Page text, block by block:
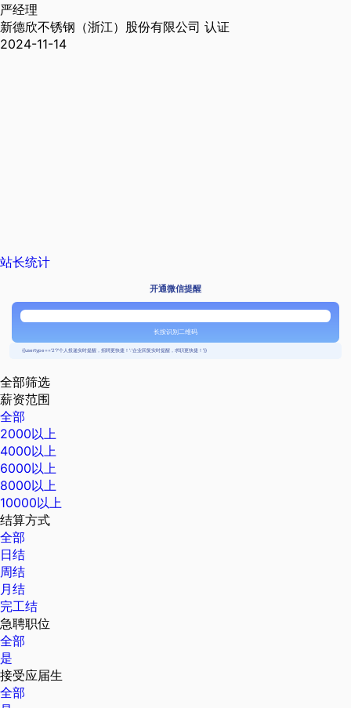
严经理
新德欣不锈钢（浙江）股份有限公司 认证
2024-11-14
站长统计
开通微信提醒
长按识别二维码
{{usertype=='2'?'个人投递实时提醒，招聘更快捷！':'企业回复实时提醒，求职更快捷！'}}
全部筛选
薪资范围
全部
2000以上
4000以上
6000以上
8000以上
10000以上
结算方式
全部
日结
周结
月结
完工结
急聘职位
全部
是
接受应届生
全部